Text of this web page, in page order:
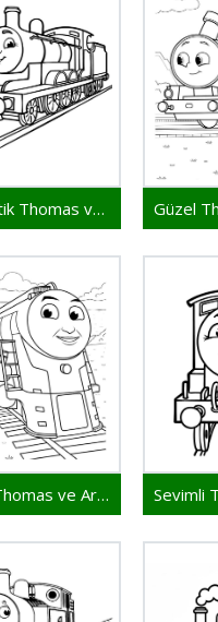
Fantastik Thomas ve Arkadaşları
Mutlu Thomas ve Arkadaşları